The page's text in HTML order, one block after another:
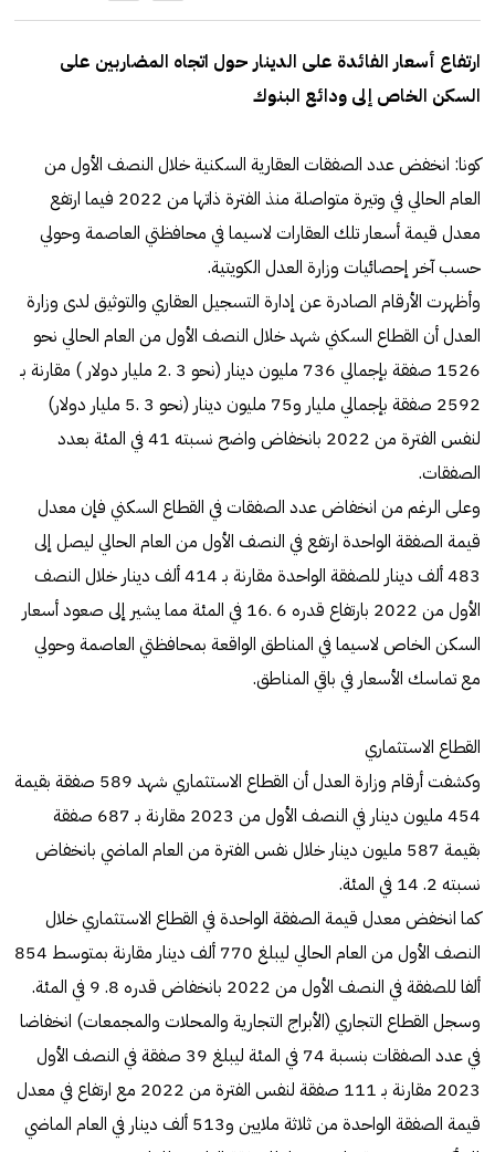
ارتفاع أسعار الفائدة على الدينار حول اتجاه المضاربين على
السكن الخاص إلى ودائع البنوك
كونا: انخفض عدد الصفقات العقارية السكنية خلال النصف الأول من
العام الحالي في وتيرة متواصلة منذ الفترة ذاتها من 2022 فيما ارتفع
معدل قيمة أسعار تلك العقارات لاسيما في محافظتي العاصمة وحولي
حسب آخر إحصائيات وزارة العدل الكويتية.
وأظهرت الأرقام الصادرة عن إدارة التسجيل العقاري والتوثيق لدى وزارة
العدل أن القطاع السكني شهد خلال النصف الأول من العام الحالي نحو
1526 صفقة بإجمالي 736 مليون دينار (نحو 3 .2 مليار دولار ) مقارنة بـ
2592 صفقة بإجمالي مليار و75 مليون دينار (نحو 3 .5 مليار دولار)
لنفس الفترة من 2022 بانخفاض واضح نسبته 41 في المئة بعدد
الصفقات.
وعلى الرغم من انخفاض عدد الصفقات في القطاع السكني فإن معدل
قيمة الصفقة الواحدة ارتفع في النصف الأول من العام الحالي ليصل إلى
483 ألف دينار للصفقة الواحدة مقارنة بـ 414 ألف دينار خلال النصف
الأول من 2022 بارتفاع قدره 6 .16 في المئة مما يشير إلى صعود أسعار
السكن الخاص لاسيما في المناطق الواقعة بمحافظتي العاصمة وحولي
مع تماسك الأسعار في باقي المناطق.
القطاع الاستثماري
وكشفت أرقام وزارة العدل أن القطاع الاستثماري شهد 589 صفقة بقيمة
454 مليون دينار في النصف الأول من 2023 مقارنة بـ 687 صفقة
بقيمة 587 مليون دينار خلال نفس الفترة من العام الماضي بانخفاض
نسبته 2. 14 في المئة.
كما انخفض معدل قيمة الصفقة الواحدة في القطاع الاستثماري خلال
النصف الأول من العام الحالي ليبلغ 770 ألف دينار مقارنة بمتوسط 854
ألفا للصفقة في النصف الأول من 2022 بانخفاض قدره 8. 9 في المئة.
وسجل القطاع التجاري (الأبراج التجارية والمحلات والمجمعات) انخفاضا
في عدد الصفقات بنسبة 74 في المئة ليبلغ 39 صفقة في النصف الأول
2023 مقارنة بـ 111 صفقة لنفس الفترة من 2022 مع ارتفاع في معدل
قيمة الصفقة الواحدة من ثلاثة ملايين و513 ألف دينار في العام الماضي